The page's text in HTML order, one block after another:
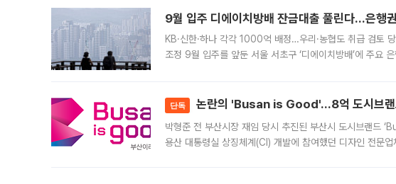
9월 입주 디에이치방배 잔금대출 풀린다…은행
KB·신한·하나 각각 1000억 배정…우리·농협도 취급 검토
조정 9월 입주를 앞둔 서울 서초구 ‘디에이치방배’에 주요
단독 논란의 'Busan is Good'…8억 도시브랜
박형준 전 부산시장 재임 당시 추진된 부산시 도시브랜드
용산 대통령실 상징체계(CI) 개발에 참여했던 디자인 전문